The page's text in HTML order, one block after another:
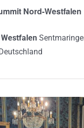
Nord-Westfalen
Westfalen